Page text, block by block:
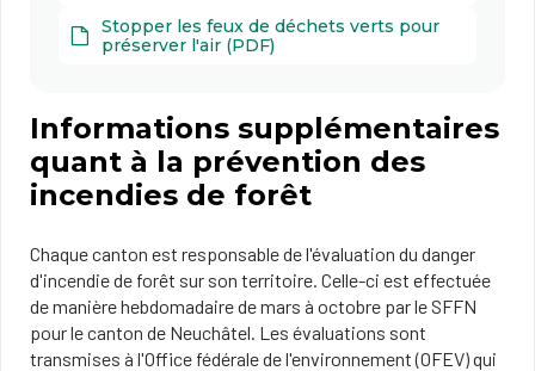
Stopper les feux de déchets verts pour
préserver l'air (PDF)
Informations supplémentaires
quant à la prévention des
incendies de forêt
Chaque canton est responsable de l'évaluation du danger
d'incendie de forêt sur son territoire. Celle-ci est effectuée
de manière hebdomadaire de mars à octobre par le SFFN
pour le canton de Neuchâtel. Les évaluations sont
transmises à l'Office fédérale de l'environnement (OFEV) qui